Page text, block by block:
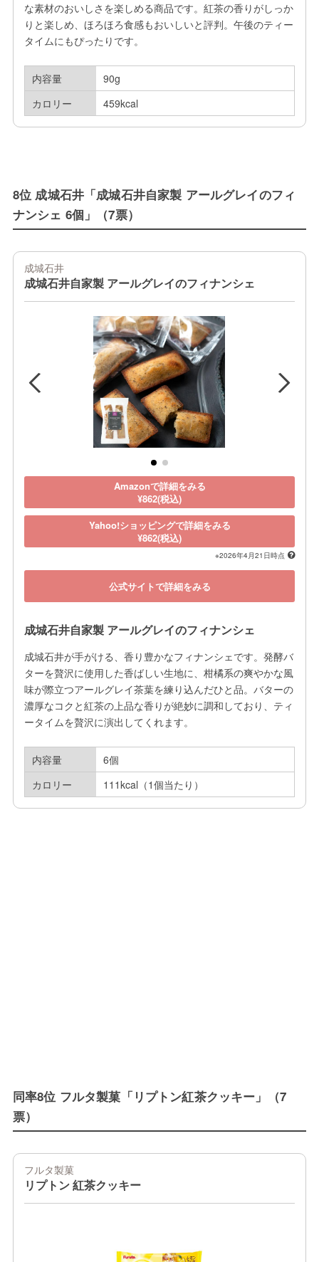
な素材のおいしさを楽しめる商品です。紅茶の香りがしっか
りと楽しめ、ほろほろ食感もおいしいと評判。午後のティー
タイムにもぴったりです。
内容量
90g
カロリー
459kcal
8位 成城石井「成城石井自家製 アールグレイのフィ
ナンシェ 6個」（7票）
成城石井
成城石井自家製 アールグレイのフィナンシェ
Amazonで詳細をみる
¥862(税込)
Yahoo!ショッピングで詳細をみる
¥862(税込)
※2026年4月21日時点
公式サイトで詳細をみる
成城石井自家製 アールグレイのフィナンシェ
成城石井が手がける、香り豊かなフィナンシェです。発酵バ
ターを贅沢に使用した香ばしい生地に、柑橘系の爽やかな風
味が際立つアールグレイ茶葉を練り込んだひと品。バターの
濃厚なコクと紅茶の上品な香りが絶妙に調和しており、ティ
ータイムを贅沢に演出してくれます。
内容量
6個
カロリー
111kcal（1個当たり）
同率8位 フルタ製菓「リプトン紅茶クッキー」（7
票）
フルタ製菓
リプトン 紅茶クッキー